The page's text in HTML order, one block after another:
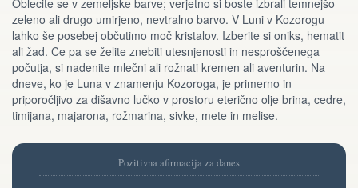
Oblecite se v zemeljske barve; verjetno si boste izbrali temnejšo
zeleno ali drugo umirjeno, nevtralno barvo. V Luni v Kozorogu
lahko še posebej občutimo moč kristalov. Izberite si oniks, hematit
ali žad. Če pa se želite znebiti utesnjenosti in nesproščenega
počutja, si nadenite mlečni ali rožnati kremen ali aventurin. Na
dneve, ko je Luna v znamenju Kozoroga, je primerno in
priporočljivo za dišavno lučko v prostoru eterično olje brina, cedre,
timijana, majarona, rožmarina, sivke, mete in melise.
Pozitivna afirmacija za danes